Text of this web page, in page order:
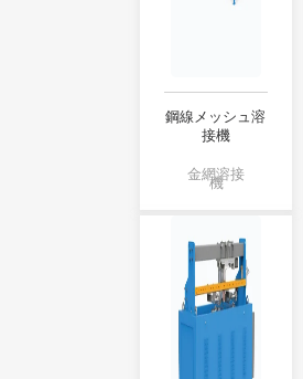
鋼線メッシュ溶
接機
金網溶接
機